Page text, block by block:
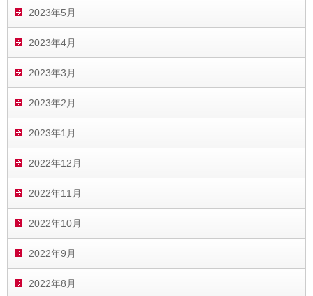
2023年5月
2023年4月
2023年3月
2023年2月
2023年1月
2022年12月
2022年11月
2022年10月
2022年9月
2022年8月